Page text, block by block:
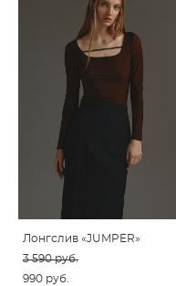
Лонгслив «JUMPER»
3 590 pуб.
990 pуб.